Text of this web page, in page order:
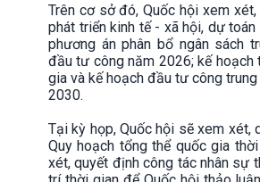
Trên cơ sở đó, Quốc hội xem
phát triển kinh tế - xã hội, dự toán
phương án phân bổ ngân sách
đầu tư công năm 2026; kế hoạch
gia và kế hoạch đầu tư công
2030.
Tại kỳ họp, Quốc hội sẽ xem xét,
Quy hoạch tổng thể quốc gia
xét, quyết định công tác nhân sự